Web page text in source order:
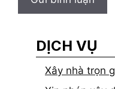
DỊCH VỤ
Xây nhà trọn